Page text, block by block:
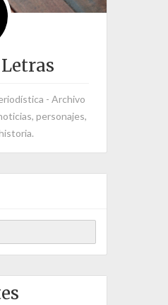
- Archivo
personajes,